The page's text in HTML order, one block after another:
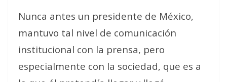
Nunca antes un presidente de México,
mantuvo tal nivel de comunicación
institucional con la prensa, pero
especialmente con la sociedad, que es a